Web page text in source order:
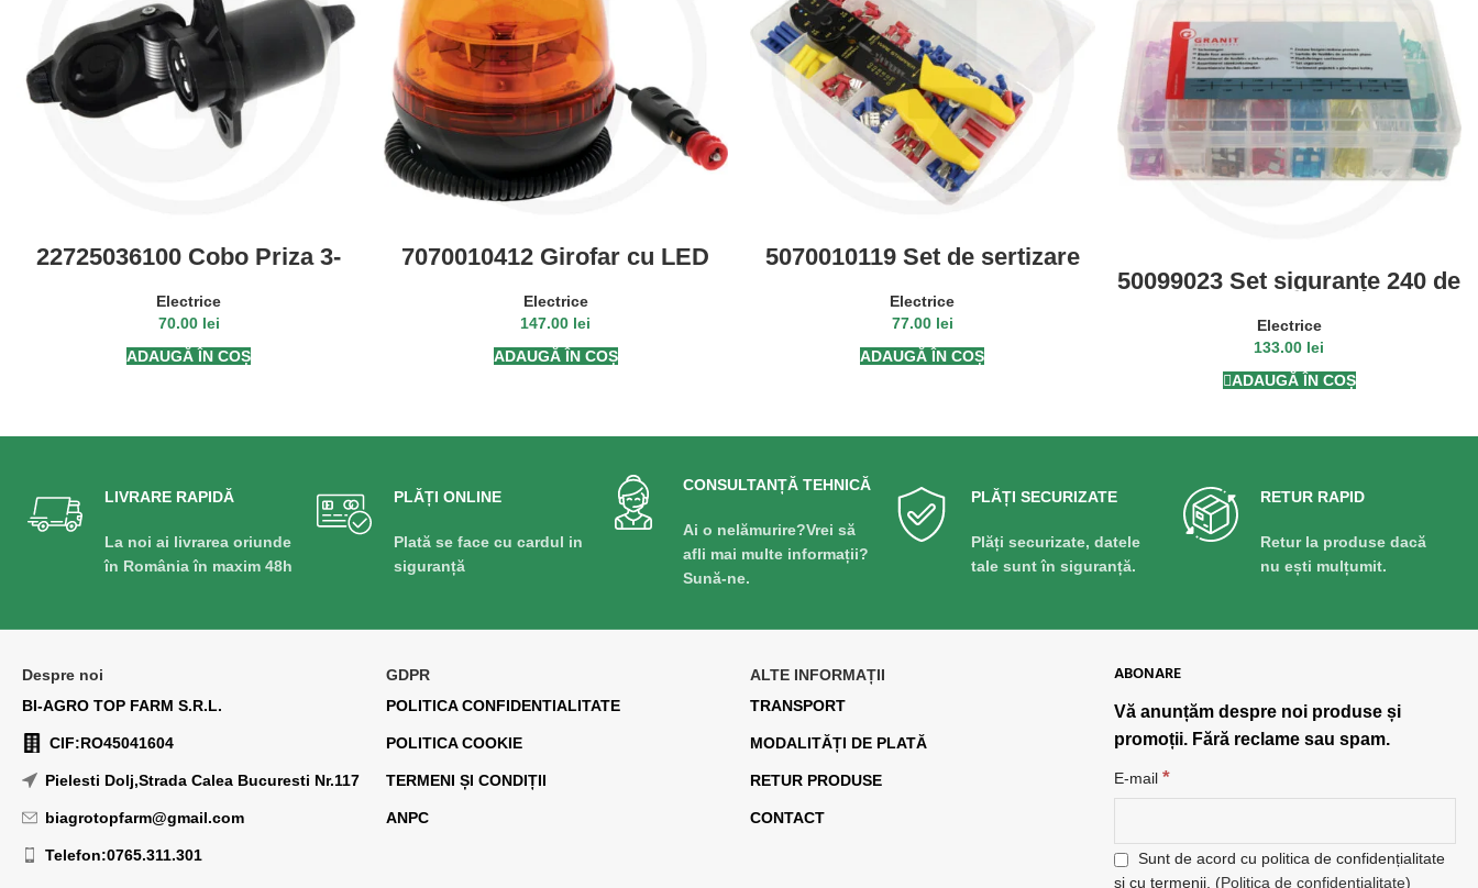
22725036100 Cobo Priza 3-
Electrice
70.00 lei
ADAUGĂ ÎN COȘ
7070010412 Girofar cu LED
Electrice
147.00 lei
ADAUGĂ ÎN COȘ
5070010119 Set de sertizare
buc.
Electrice
77.00 lei
ADAUGĂ ÎN COȘ
50099023 Set siguranțe 240 de
Electrice
133.00 lei
ADAUGĂ ÎN COȘ
LIVRARE RAPIDĂ
La noi ai livrarea oriunde
în România în maxim 48h
PLĂȚI ONLINE
Plată se face cu cardul in
siguranță
CONSULTANȚĂ TEHNICĂ
Ai o nelămurire?Vrei să
afli mai multe informații?
Sună-ne.
PLĂȚI SECURIZATE
Plăți securizate, datele
tale sunt în siguranță.
RETUR RAPID
Retur la produse dacă
nu ești mulțumit.
Despre noi
BI-AGRO TOP FARM S.R.L.
CIF:RO45041604
Pielesti Dolj,Strada Calea Bucuresti Nr.117
biagrotopfarm@gmail.com
Telefon:0765.311.301
GDPR
POLITICA CONFIDENTIALITATE
POLITICA COOKIE
TERMENI ȘI CONDIȚII
ANPC
ALTE INFORMAȚII
TRANSPORT
MODALITĂȚI DE PLATĂ
RETUR PRODUSE
CONTACT
ABONARE
Vă anunțăm despre noi produse și
promoții. Fără reclame sau spam.
E-mail *
Sunt de acord cu politica de confidențialitate
și cu termenii. (Politica de confidențialitate)